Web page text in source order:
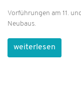
Vorführungen am 11.
Neubaus.
weiterlesen